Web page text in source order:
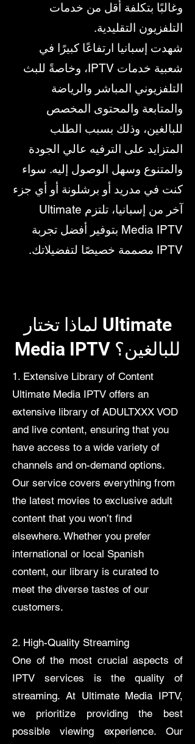
وغالبًا بتكلفة أقل من خدمات
التلفزيون التقليدية.
شهدت إسبانيا ارتفاعًا كبيرًا في
شعبية خدمات IPTV، وخاصةً للبث
التلفزيوني المباشر والرياضة
والمتابعة والمحتوى المخصص
للبالغين، وذلك بسبب الطلب
المتزايد على الترفيه عالي الجودة
والمتنوع وسهل الوصول إليه. سواء
كنت في مدريد أو برشلونة أو أي جزء
آخر من إسبانيا، تلتزم Ultimate
Media IPTV بتوفير أفضل تجربة
IPTV مصممة خصيصًا لتفضيلاتك.
لماذا تختار Ultimate
Media IPTV للبالغين؟
1. Extensive Library of Content
​Ultimate Media IPTV offers an
extensive library of ADULTXXX VOD
and live content, ensuring that you
have access to a wide variety of
channels and on-demand options.
Our service covers everything from
the latest movies to exclusive adult
content that you won’t find
elsewhere. Whether you prefer
international or local Spanish
content, our library is curated to
meet the diverse tastes of our
customers.
2. High-Quality Streaming
​One of the most crucial aspects of
IPTV services is the quality of
streaming. At Ultimate Media IPTV,
we prioritize providing the best
possible viewing experience. Our